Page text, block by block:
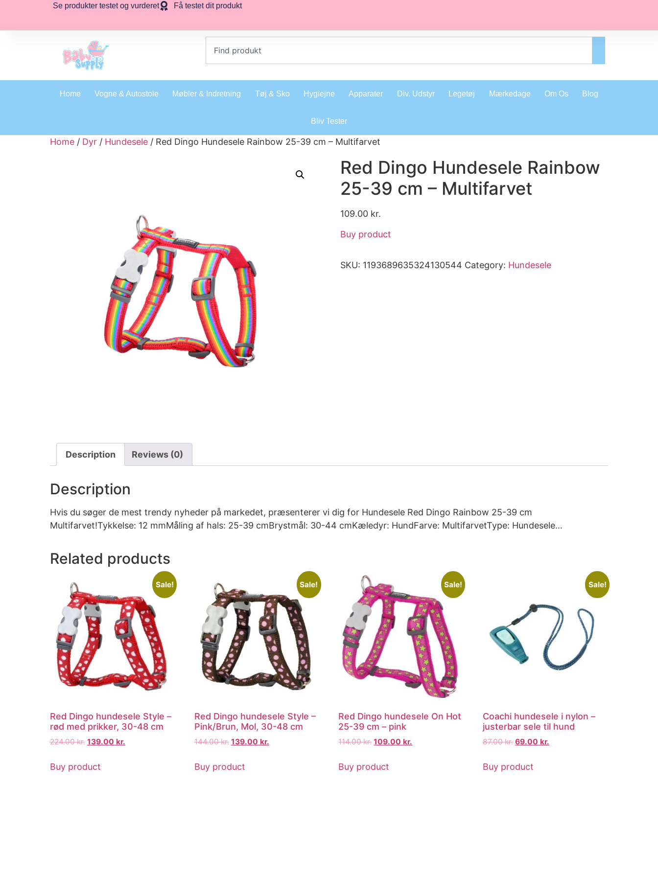
Se produkter testet og vurderet Få testet dit produkt
Home Vogne & Autostole Møbler & Indretning Tøj & Sko Hygiejne Apparater Div. Udstyr Legetøj Mærkedage Om Os Blog
Bliv Tester
Home / Dyr / Hundesele / Red Dingo Hundesele Rainbow 25-39 cm – Multifarvet
Red Dingo Hundesele Rainbow
25-39 cm – Multifarvet
109.00 kr.
Buy product
SKU: 1193689635324130544 Category: Hundesele
Description Reviews (0)
Description
Hvis du søger de mest trendy nyheder på markedet, præsenterer vi dig for Hundesele Red Dingo Rainbow 25-39 cm
Multifarvet!Tykkelse: 12 mmMåling af hals: 25-39 cmBrystmål: 30-44 cmKæledyr: HundFarve: MultifarvetType: Hundesele…
Related products
Sale!
Red Dingo hundesele Style –
rød med prikker, 30-48 cm
224.00kr. 139.00 kr.
Buy product
Sale!
Red Dingo hundesele Style –
Pink/Brun, Mol, 30-48 cm
144.00kr. 139.00 kr.
Buy product
Sale!
Red Dingo hundesele On Hot
25-39 cm – pink
114.00kr. 109.00 kr.
Buy product
Sale!
Coachi hundesele i nylon –
justerbar sele til hund
87.00kr. 69.00 kr.
Buy product